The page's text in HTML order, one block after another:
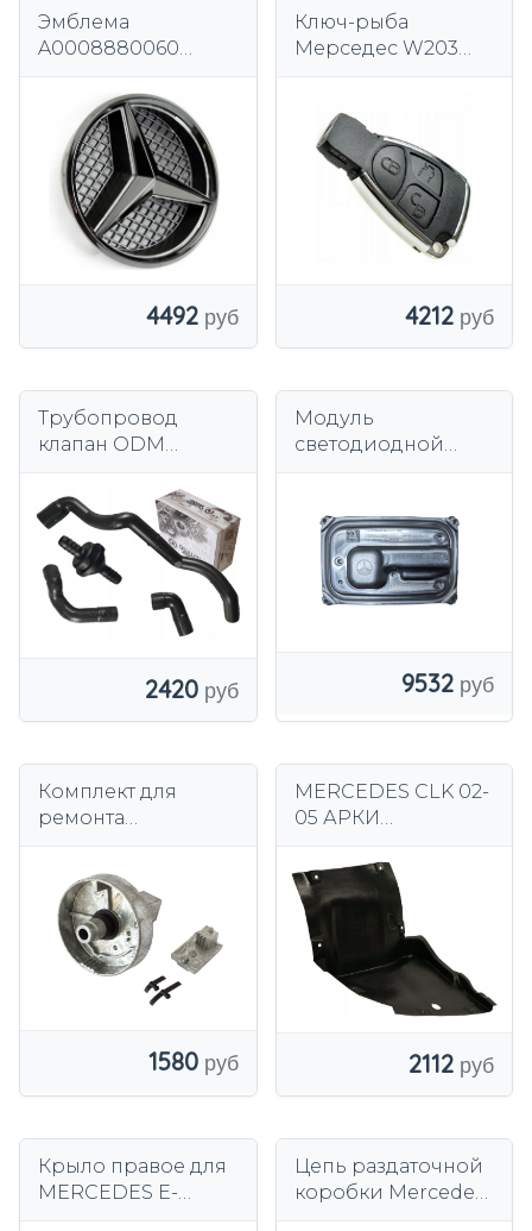
Эмблема
A0008880060
185мм
4492
Ключ-рыба
Мерседес W203
4212
Трубопровод
клапан ODM
OM271 M271
2420
Модуль
светодиодной
W177 W167 OE
A2139002634
НОВЫЙ
9532
Комплект для
ремонта
передний левый
для Mercedes Vito
Viano W639 03-15
1580
MERCEDES CLK 02-
05 АРКИ
КОЛЕСНЫЕ,
СПРАВА
2112
Крыло правое для
MERCEDES E-
Цепь раздаточной
коробки Mercedes-